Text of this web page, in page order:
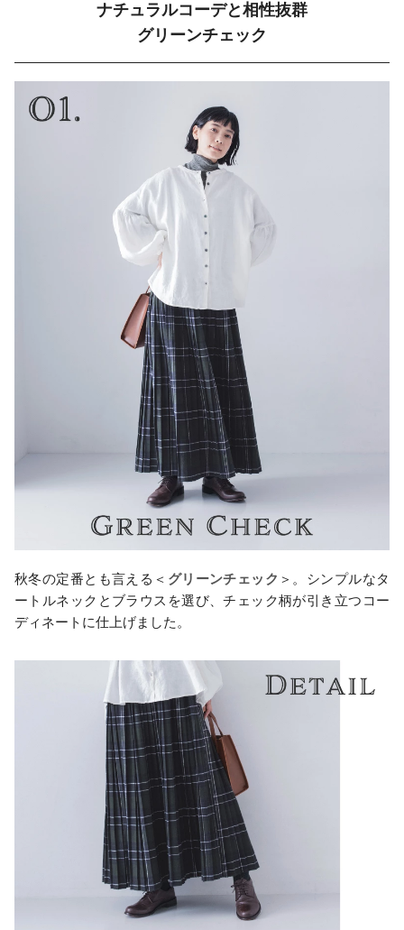
ナチュラルコーデと相性抜群
グリーンチェック
秋冬の定番とも言える＜ グリーンチェック ＞。シンプルなタ
ートルネックとブラウスを選び、チェック柄が引き立つコー
ディネートに仕上げました。